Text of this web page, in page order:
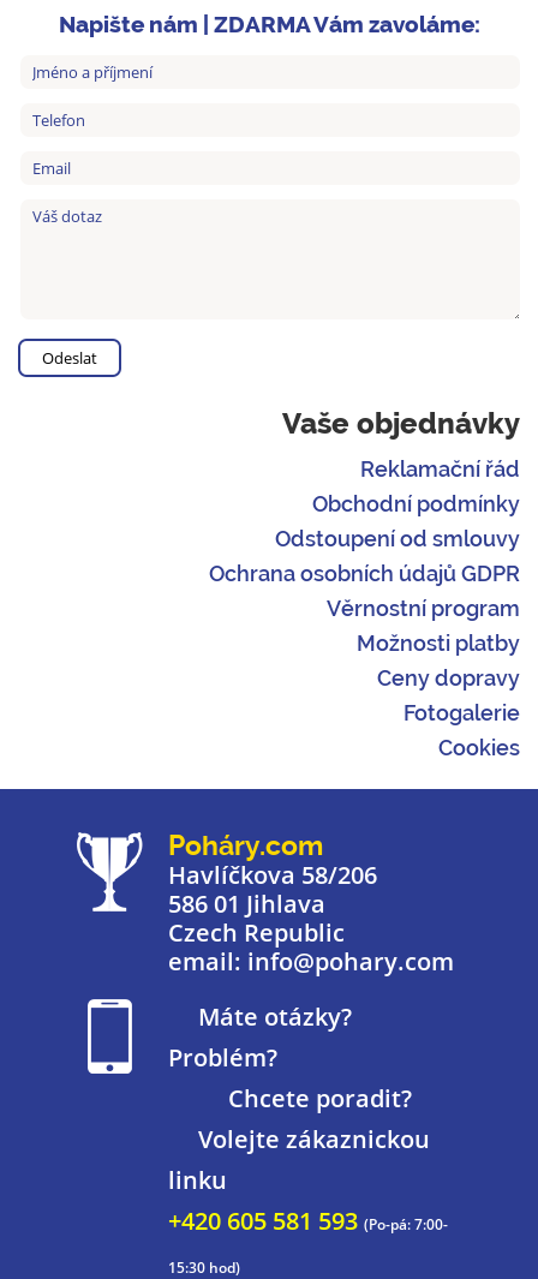
Napište nám | ZDARMA Vám zavoláme:
Vaše objednávky
Reklamační řád
Obchodní podmínky
Odstoupení od smlouvy
Ochrana osobních údajů GDPR
Věrnostní program
Možnosti platby
Ceny dopravy
Fotogalerie
Cookies
Poháry.com
Havlíčkova 58/206
586 01 Jihlava
Czech Republic
email: info@pohary.com
Máte otázky?
Problém?
Chcete poradit?
Volejte zákaznickou
linku
+420 605 581 593 (Po-pá: 7:00-
15:30 hod)